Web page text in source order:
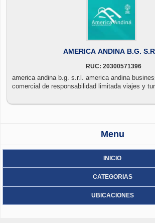
AMERICA ANDINA B.G.
RUC: 20300571396
america andina b.g. s.r.l. america andina
comercial de responsabilidad limitada viajes y
Menu
INICIO
CATEGORIAS
UBICACIONES